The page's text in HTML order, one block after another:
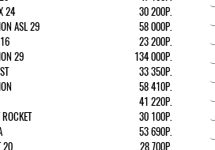
24
30 200Р.
ASL 29
58 000Р.
23 200Р.
29
134 000Р.
33 350Р.
58 410Р.
41 220Р.
30 100Р.
53 690Р.
20
28 700Р.